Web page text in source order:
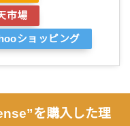
市場
ショッピング
を購入した理